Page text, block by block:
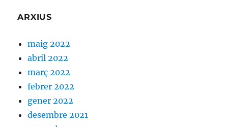
ARXIUS
maig 2022
abril 2022
març 2022
febrer 2022
gener 2022
desembre 2021